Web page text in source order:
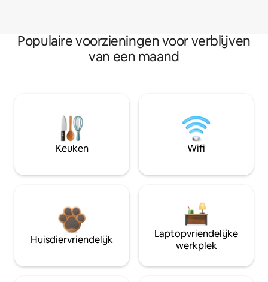
Populaire voorzieningen voor verblijven
van een maand
Keuken Wifi
Huisdiervriendelijk
Laptopvriendelijke
werkplek